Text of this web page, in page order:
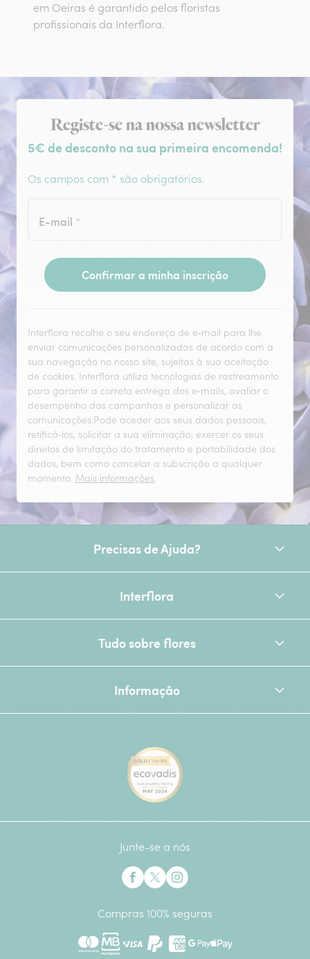
em Oeiras é garantido pelos floristas
profissionais da Interflora.
Subscrição da newsletter
Registe-se na nossa newsletter
5€ de desconto na sua primeira encomenda!
Os campos com * são obrigatórios.
E-mail *
Confirmar a minha inscrição
Interflora recolhe o seu endereço de e‑mail para lhe
enviar comunicações personalizadas de acordo com a
sua navegação no nosso site, sujeitas à sua aceitação
de cookies. Interflora utiliza tecnologias de rastreamento
para garantir a correta entrega dos e‑mails, avaliar o
desempenho das campanhas e personalizar as
comunicações.Pode aceder aos seus dados pessoais,
retificá‑los, solicitar a sua eliminação, exercer os seus
direitos de limitação do tratamento e portabilidade dos
dados, bem como cancelar a subscrição a qualquer
momento. Mais informações.
Precisas de Ajuda?
Interflora
Tudo sobre flores
Informação
Junte-se a nós
Compras 100% seguras
MastercardMultibancoPaypalAmerican Express
Google Pay
Apple Pay